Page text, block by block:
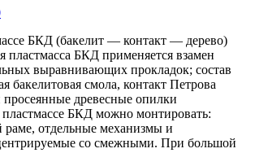
БКД (бакелит — контакт — дерево)
пластмасса БКД применяется взамен
выравнивающих прокладок; состав
бакелитовая смола, контакт Петрова
древесные опилки
БКД можно монтировать:
раме, отдельные механизмы и
со смежными. При большой